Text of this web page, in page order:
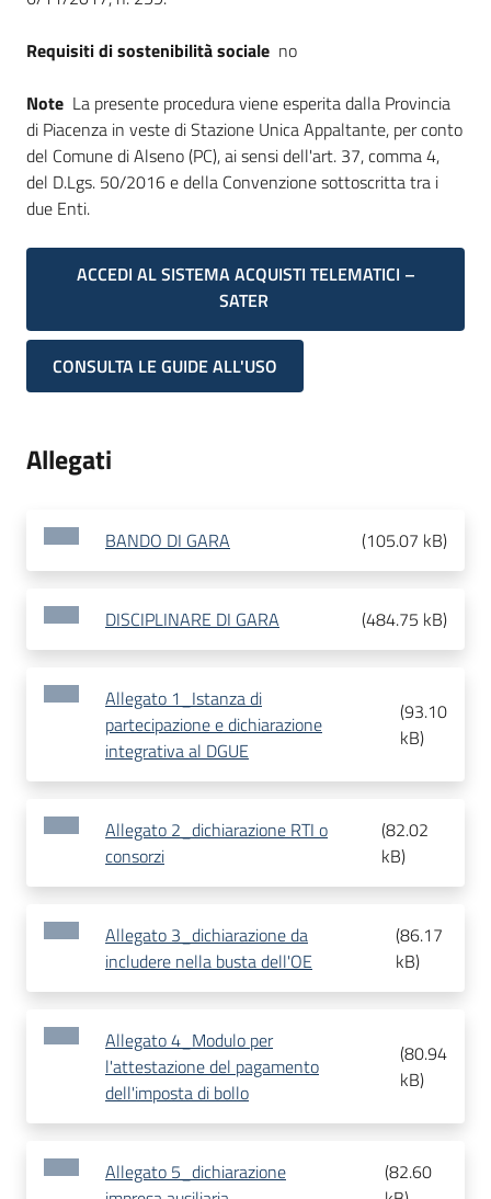
Requisiti di sostenibilità sociale no
Note La presente procedura viene esperita dalla Provincia
di Piacenza in veste di Stazione Unica Appaltante, per conto
del Comune di Alseno (PC), ai sensi dell'art. 37, comma 4,
del D.Lgs. 50/2016 e della Convenzione sottoscritta tra i
due Enti.
ACCEDI AL SISTEMA ACQUISTI TELEMATICI –
SATER
CONSULTA LE GUIDE ALL'USO
Allegati
BANDO DI GARA (105.07 kB)
DISCIPLINARE DI GARA (484.75 kB)
Allegato 1_Istanza di
partecipazione e dichiarazione
integrativa al DGUE
(93.10
kB)
Allegato 2_dichiarazione RTI o
consorzi
(82.02
kB)
Allegato 3_dichiarazione da
includere nella busta dell'OE
(86.17
kB)
Allegato 4_Modulo per
l'attestazione del pagamento
dell'imposta di bollo
(80.94
kB)
Allegato 5_dichiarazione
(82.60